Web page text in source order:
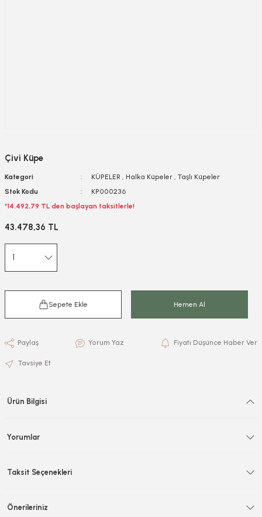
Çivi Küpe
Kategori KÜPELER , Halka Küpeler , Taşlı Küpeler
Stok Kodu
KP000236
*14.492,79 TL den başlayan taksitlerle!
43.478,36 TL
Sepete Ekle Hemen Al
Yorum Yaz Fiyatı Düşünce Haber Ver
Tavsiye Et
Paylaş
Ürün Bilgisi
Yorumlar
Taksit Seçenekleri
Önerileriniz